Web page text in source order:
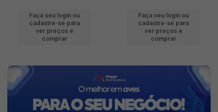
Faça seu login ou
cadastre-se para
ver preços e
comprar
Faça seu login ou
cadastre-se para
ver preços e
comprar